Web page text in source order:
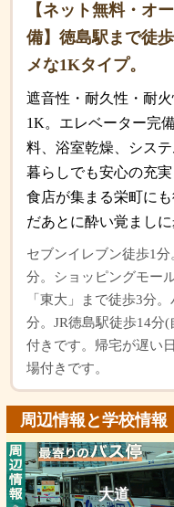
【ネット無料・オ
備】徳島駅まで徒
メな1Kタイプ。
遮音性・耐久性・耐
1K。エレベーター完
料、浴室乾燥、シス
暮らしでも安心の充
食店が集まる栄町に
だあとに酔い覚ましに
セブンイレブン徒歩1
分。ショッピングモー
「東大」まで徒歩3分
分。JR徳島駅徒歩14分
付きです。帰宅が遅い
場付きです。
周辺情報と学校情報
大道